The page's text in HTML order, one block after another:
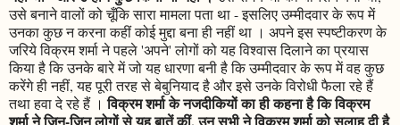
उसे बनाने वालों को चूँकि सारा मामला पता था - इसलिए उम्मीदवार के रूप में
उनका कुछ न करना कहीं कोई मुद्दा बना ही नहीं था । अपने इस स्पष्टीकरण के
जरिये विक्रम शर्मा ने पहले 'अपने' लोगों को यह विश्वास दिलाने का प्रयास
किया है कि उनके बारे में जो यह धारणा बनी है कि उम्मीदवार के रूप में वह कुछ
करेंगे ही नहीं, यह पूरी तरह से बेबुनियाद है और इसे उनके विरोधी फैला रहे हैं
तथा हवा दे रहे हैं ।विक्रम शर्मा के नजदीकियों का ही कहना है कि विक्रम
शर्मा ने जिन-जिन लोगों से यह बातें कीं, उन सभी ने विक्रम शर्मा को सलाह दी है